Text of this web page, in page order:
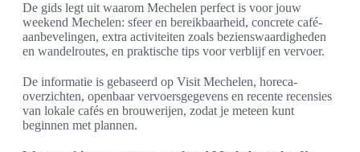
De gids legt uit waarom Mechelen perfect is voor jouw
weekend Mechelen: sfeer en bereikbaarheid, concrete café-
aanbevelingen, extra activiteiten zoals bezienswaardigheden
en wandelroutes, en praktische tips voor verblijf en vervoer.
De informatie is gebaseerd op Visit Mechelen, horeca-
overzichten, openbaar vervoersgegevens en recente recensies
van lokale cafés en brouwerijen, zodat je meteen kunt
beginnen met plannen.